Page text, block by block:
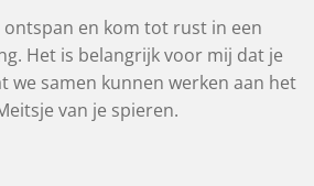
ontspan en kom tot rust in een
Het is belangrijk voor mij dat je
we samen kunnen werken aan het
van je spieren.